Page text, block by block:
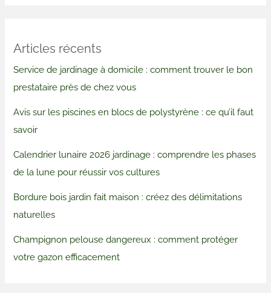
Articles récents
Service de jardinage à domicile : comment trouver le bon
prestataire près de chez vous
Avis sur les piscines en blocs de polystyrène : ce qu’il faut
savoir
Calendrier lunaire 2026 jardinage : comprendre les phases
de la lune pour réussir vos cultures
Bordure bois jardin fait maison : créez des délimitations
naturelles
Champignon pelouse dangereux : comment protéger
votre gazon efficacement